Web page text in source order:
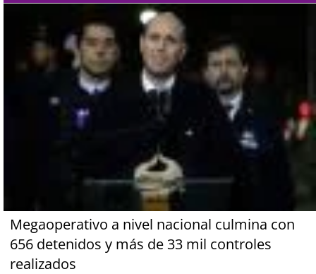
Megaoperativo a nivel nacional culmina con
656 detenidos y más de 33 mil controles
realizados